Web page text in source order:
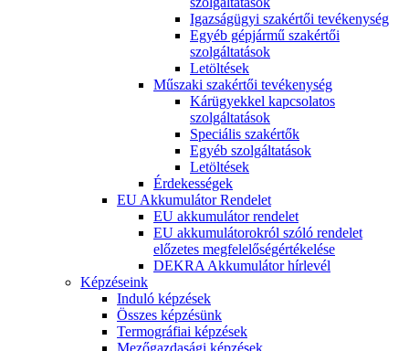
Igazságügyi szakértői tevékenység
Egyéb gépjármű szakértői
szolgáltatások
Letöltések
Műszaki szakértői tevékenység
Kárügyekkel kapcsolatos
szolgáltatások
Speciális szakértők
Egyéb szolgáltatások
Letöltések
Érdekességek
EU Akkumulátor Rendelet
EU akkumulátor rendelet
EU akkumulátorokról szóló rendelet
előzetes megfelelőségértékelése
DEKRA Akkumulátor hírlevél
Képzéseink
Induló képzések
Összes képzésünk
Termográfiai képzések
Mezőgazdasági képzések